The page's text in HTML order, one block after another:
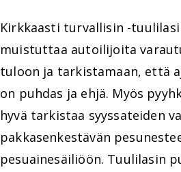
Kirkkaasti turvallisin -
muistuttaa autoilijoita
tuloon ja tarkistamaan, että
on puhdas ja ehjä. Myös
hyvä tarkistaa syyssateiden
pakkasenkestävän
pesuainesäiliöön. Tuulilasin